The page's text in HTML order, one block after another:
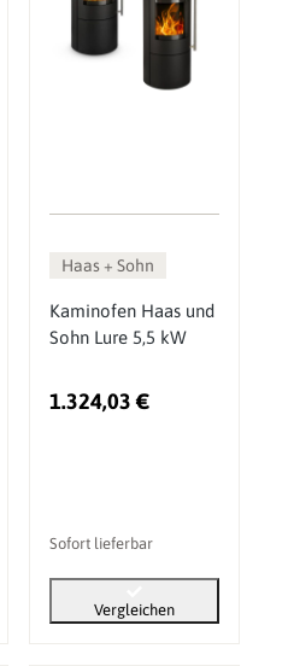
Haas + Sohn
Kaminofen Haas und
Sohn Lure 5,5 kW
1.324,03 €
Sofort lieferbar
Vergleichen